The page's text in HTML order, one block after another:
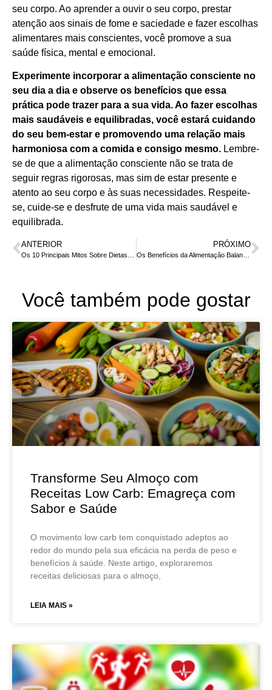
seu corpo. Ao aprender a ouvir o seu corpo, prestar
atenção aos sinais de fome e saciedade e fazer escolhas
alimentares mais conscientes, você promove a sua
saúde física, mental e emocional.
Experimente incorporar a alimentação consciente no
seu dia a dia e observe os benefícios que essa
prática pode trazer para a sua vida. Ao fazer escolhas
mais saudáveis e equilibradas, você estará cuidando
do seu bem-estar e promovendo uma relação mais
harmoniosa com a comida e consigo mesmo. Lembre-
se de que a alimentação consciente não se trata de
seguir regras rigorosas, mas sim de estar presente e
atento ao seu corpo e às suas necessidades. Respeite-
se, cuide-se e desfrute de uma vida mais saudável e
equilibrada.
ANTERIOR PRÓXIMO
Os Benefícios da Alimentação Balanceada para a Saúde Mental
Você também pode gostar
Transforme Seu Almoço com
Receitas Low Carb: Emagreça com
Sabor e Saúde
O movimento low carb tem conquistado adeptos ao
redor do mundo pela sua eficácia na perda de peso e
benefícios à saúde. Neste artigo, exploraremos
receitas deliciosas para o almoço,
LEIA MAIS »